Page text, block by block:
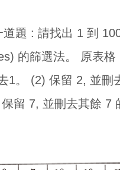
題 : 請找出 1 到
的篩選法。 原表
1。 (2) 保留 2, 並
留 7, 並刪去其餘 7